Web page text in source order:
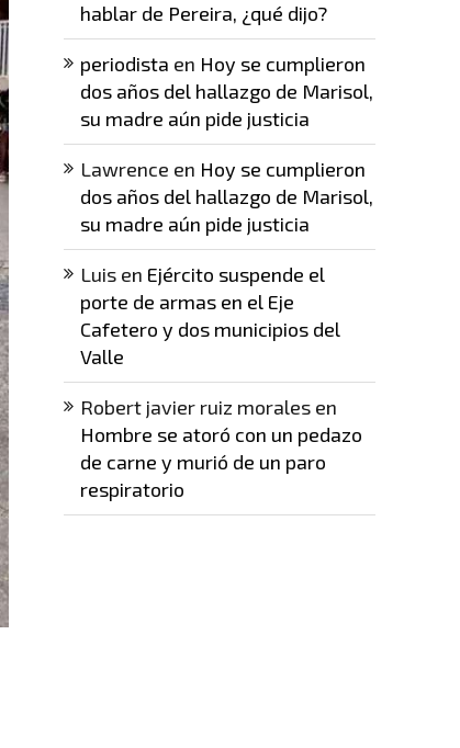
hablar de Pereira, ¿qué dijo?
periodista en Hoy se cumplieron
dos años del hallazgo de Marisol,
su madre aún pide justicia
Lawrence en Hoy se cumplieron
dos años del hallazgo de Marisol,
su madre aún pide justicia
Luisen Ejército suspende el
porte de armas en el Eje
Cafetero y dos municipios del
Valle
Robert javier ruiz moralesen
Hombre se atoró con un pedazo
de carne y murió de un paro
respiratorio